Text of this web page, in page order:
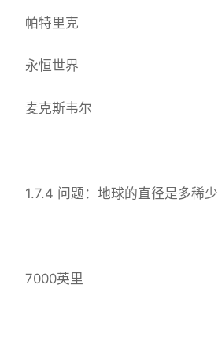
帕特里克
永恒世界
麦克斯韦尔
1.7.4 问题：地球的直径是多稀少
7000英里